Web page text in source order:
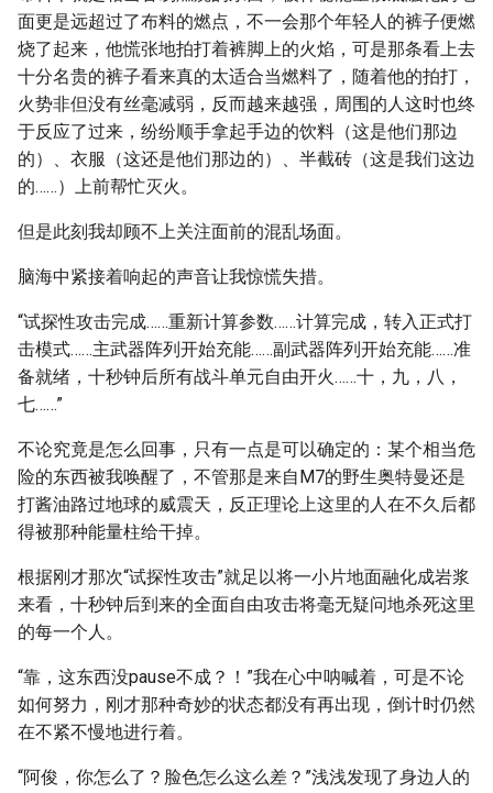
面更是远超过了布料的燃点，不一会那个年轻人的裤子便燃
烧了起来，他慌张地拍打着裤脚上的火焰，可是那条看上去
十分名贵的裤子看来真的太适合当燃料了，随着他的拍打，
火势非但没有丝毫减弱，反而越来越强，周围的人这时也终
于反应了过来，纷纷顺手拿起手边的饮料（这是他们那边
的）、衣服（这还是他们那边的）、半截砖（这是我们这边
的……）上前帮忙灭火。
但是此刻我却顾不上关注面前的混乱场面。
脑海中紧接着响起的声音让我惊慌失措。
“试探性攻击完成……重新计算参数……计算完成，转入正式打
击模式……主武器阵列开始充能……副武器阵列开始充能……准
备就绪，十秒钟后所有战斗单元自由开火……十，九，八，
七……”
不论究竟是怎么回事，只有一点是可以确定的：某个相当危
险的东西被我唤醒了，不管那是来自M7的野生奥特曼还是
打酱油路过地球的威震天，反正理论上这里的人在不久后都
得被那种能量柱给干掉。
根据刚才那次“试探性攻击”就足以将一小片地面融化成岩浆
来看，十秒钟后到来的全面自由攻击将毫无疑问地杀死这里
的每一个人。
“靠，这东西没pause不成？！”我在心中呐喊着，可是不论
如何努力，刚才那种奇妙的状态都没有再出现，倒计时仍然
在不紧不慢地进行着。
“阿俊，你怎么了？脸色怎么这么差？”浅浅发现了身边人的